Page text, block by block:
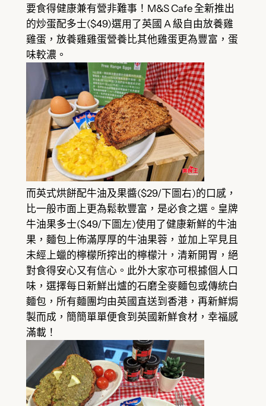
要食得健康兼有營非難事！M&S Cafe 全新推出
的炒蛋配多士($49)選用了英國 A 級自由放養雞
雞蛋，放養雞雞蛋營養比其他雞蛋更為豐富，蛋
味較濃。
而英式烘餅配牛油及果醬($29/下圖右)的口感，
比一般市面上更為鬆軟豐富，是必食之選。皇牌
牛油果多士($49/下圖左)使用了健康新鮮的牛油
果，麵包上佈滿厚厚的牛油果蓉，並加上罕見且
未經上蠟的檸檬所搾出的檸檬汁，清新開胃，絕
對食得安心又有信心。此外大家亦可根據個人口
味，選擇每日新鮮出爐的石磨全麥麵包或傳統白
麵包，所有麵團均由英國直送到香港，再新鮮焗
製而成，簡簡單單便食到英國新鮮食材，幸福感
滿載！